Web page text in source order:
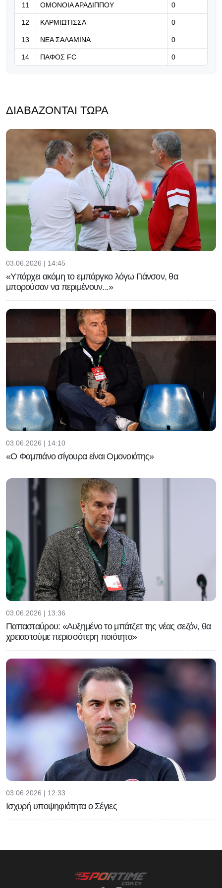
Οι επτά δισεκατομμυριούχοι που
κάνουν μπίζνες με τη FIFA
11 ΟΜΟΝΟΙΑ ΑΡΑΔΙΠΠΟΥ 0
12 ΚΑΡΜΙΩΤΙΣΣΑ 0
13 ΝΕΑ ΣΑΛΑΜΙΝΑ 0
14 ΠΑΦΟΣ FC 0
ΔΙΑΒΆΖΟΝΤΑΙ ΤΏΡΑ
03.06.2026 | 14:45
«Υπάρχει ακόμη το εμπάργκο λόγω Γιάνσον, θα
μπορούσαν να περιμένουν...»
03.06.2026 | 14:10
«Ο Φαμπιάνο σίγουρα είναι Ομονοιάτης»
03.06.2026 | 13:36
Παπασταύρου: «Αυξημένο το μπάτζετ της νέας σεζόν, θα
χρειαστούμε περισσότερη ποιότητα»
03.06.2026 | 12:33
Ισχυρή υποψηφιότητα ο Σέγιες